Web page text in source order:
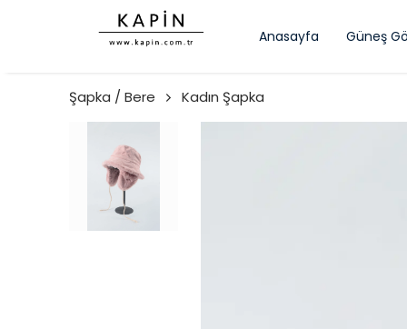
Anasayfa Güneş
Şapka / Bere Kadın Şapka